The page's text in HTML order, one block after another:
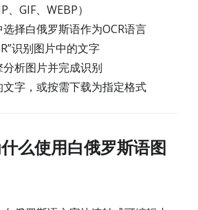
GIF、WEBP）
择白俄罗斯语作为OCR语言
识别图片中的文字
分析图片并完成识别
字，或按需下载为指定格式
么使用白俄罗斯语图